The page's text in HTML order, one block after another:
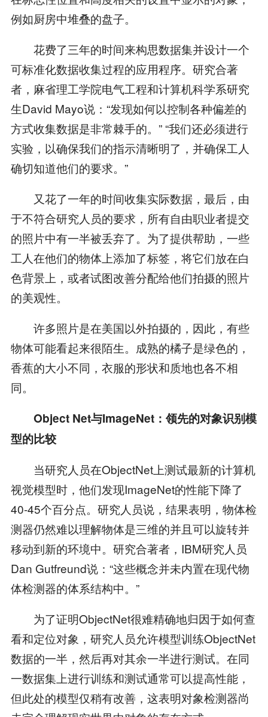
例如厨房中堆叠的盘子。
花费了三年的时间来构思数据集并设计一个
可标准化数据收集过程的应用程序。研究合著
者，麻省理工学院电气工程和计算机科学系研究
生David Mayo说：“发现如何以控制各种偏差的
方式收集数据是非常棘手的。” “我们还必须进行
实验，以确保我们的指示清晰明了，并确保工人
确切知道他们的要求。”
又花了一年的时间收集实际数据，最后，由
于不符合研究人员的要求，所有自由职业者提交
的照片中有一半被丢弃了。为了提供帮助，一些
工人在他们的物体上添加了标签，将它们放在白
色背景上，或者试图改善分配给他们拍摄的照片
的美观性。
许多照片是在美国以外拍摄的，因此，有些
物体可能看起来很陌生。成熟的橘子是绿色的，
香蕉的大小不同，衣服的形状和质地也各不相
同。
Object Net与ImageNet：领先的对象识别模
型的比较
当研究人员在ObjectNet上测试最新的计算机
视觉模型时，他们发现ImageNet的性能下降了
40-45个百分点。研究人员说，结果表明，物体检
测器仍然难以理解物体是三维的并且可以旋转并
移动到新的环境中。研究合著者，IBM研究人员
Dan Gutfreund说：“这些概念并未内置在现代物
体检测器的体系结构中。”
为了证明ObjectNet很难精确地归因于如何查
看和定位对象，研究人员允许模型训练ObjectNet
数据的一半，然后再对其余一半进行测试。在同
一数据集上进行训练和测试通常可以提高性能，
但此处的模型仅稍有改善，这表明对象检测器尚